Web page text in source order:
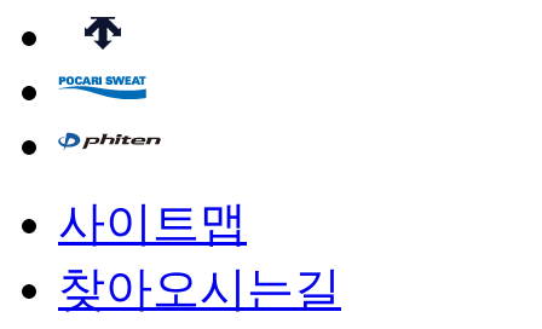
사이트맵
찾아오시는길